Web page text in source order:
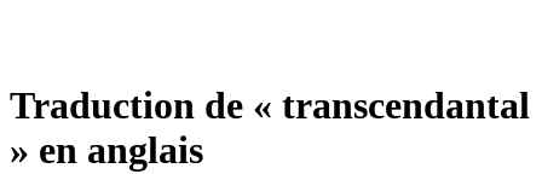
Traduction de « transcendantal
» en anglais